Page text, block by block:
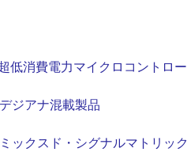
低消費電力マイクロコントロ
ジアナ混載製品
ックスド・シグナルマトリッ